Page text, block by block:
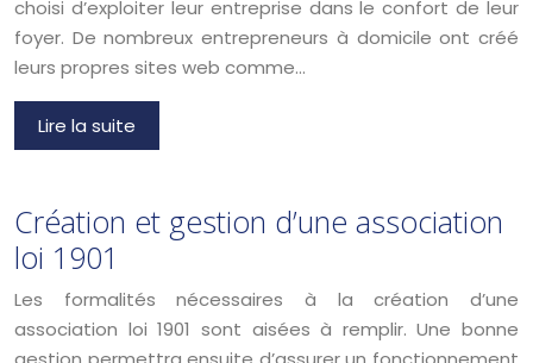
choisi d’exploiter leur entreprise dans le confort de leur
foyer. De nombreux entrepreneurs à domicile ont créé
leurs propres sites web comme…
Lire la suite
Création et gestion d’une association
loi 1901
Les formalités nécessaires à la création d’une
association loi 1901 sont aisées à remplir. Une bonne